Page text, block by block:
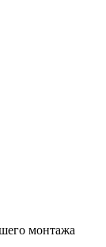
монтажа